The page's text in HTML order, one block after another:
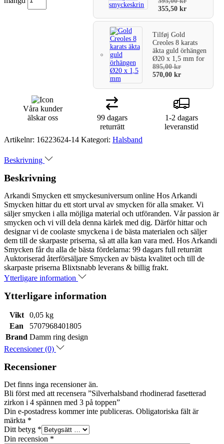
355,50kr
TilføjGold
Creoles 8 karats
äkta guld örhängen
Ø20 x 1,5 mmfor
895,00kr
570,00kr
Våra kunder
älskar oss
99 dagars
returrätt
1-2 dagars
leveranstid
Artikelnr: 16223624-14 Kategori: Halsband
Beskrivning
Beskrivning
Arkandi Smycken ett smyckesuniversum online Hos Arkandi
Smycken hittar du ett stort urval av smycken för alla smaker. Vi
säljer smycken i alla möjliga material och utföranden. Vår passion är
smycken och vi vill dela denna kärlek med dig. Därför hittar och
designar vi de coolaste smyckena i de bästa materialen och säljer
dem till de skarpaste priserna, så att alla kan vara med. Hos Arkandi
Smycken får du alla de bästa fördelarna: 99 dagars full returrätt
Auktoriserad återförsäljare Smycken av bästa kvalitet och till de
skarpaste priserna Blixtsnabb leverans & billig frakt.
Ytterligare information
Ytterligare information
Vikt
0,05 kg
Ean
5707968401805
Brand Damm ring design
Recensioner (0)
Recensioner
Det finns inga recensioner än.
Bli först med att recensera ”Silverhalsband rhodinerad fasetterad
zirkon i 4 spännen med 3 på toppen”
Din e-postadress kommer inte publiceras. Obligatoriska fält är
märkta *
Ditt betyg *
Din recension *